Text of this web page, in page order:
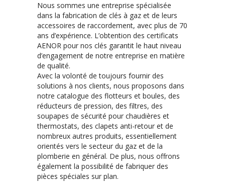
Nous sommes une entreprise spécialisée
dans la fabrication de clés à gaz et de leurs
accessoires de raccordement, avec plus de 70
ans d’expérience. L’obtention des certificats
AENOR pour nos clés garantit le haut niveau
d’engagement de notre entreprise en matière
de qualité.
Avec la volonté de toujours fournir des
solutions à nos clients, nous proposons dans
notre catalogue des flotteurs et boules, des
réducteurs de pression, des filtres, des
soupapes de sécurité pour chaudières et
thermostats, des clapets anti-retour et de
nombreux autres produits, essentiellement
orientés vers le secteur du gaz et de la
plomberie en général. De plus, nous offrons
également la possibilité de fabriquer des
pièces spéciales sur plan.